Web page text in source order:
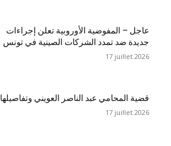
عاجل – المفوضية الأوروبية تعلن إجراءات
جديدة ضد تمدد الشركات الصينية في تونس
17 juillet 2026
قضية المحامي عبد الناصر العويني وتفاصيلها
17 juillet 2026